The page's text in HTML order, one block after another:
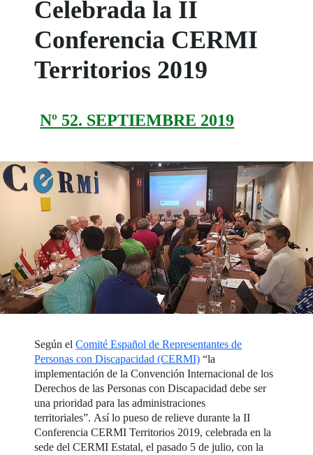
Celebrada la II
Conferencia CERMI
Territorios 2019
Nº 52. SEPTIEMBRE 2019
Según elComité Español de Representantes de
Personas con Discapacidad (CERMI) “la
implementación de la Convención Internacional de los
Derechos de las Personas con Discapacidad debe ser
una prioridad para las administraciones
territoriales”. Así lo pueso de relieve durante la II
Conferencia CERMI Territorios 2019, celebrada en la
sede del CERMI Estatal, el pasado 5 de julio, con la